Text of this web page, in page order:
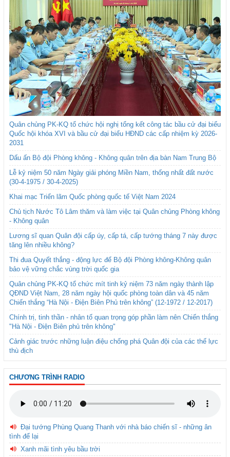
Quân chủng PK-KQ tổ chức hội nghị tổng kết công tác bầu cử đại biểu
Quốc hội khóa XVI và bầu cử đại biểu HĐND các cấp nhiệm kỳ 2026-
2031
Dấu ấn Bộ đội Phòng không - Không quân trên địa bàn Nam Trung Bộ
Lễ kỷ niệm 50 năm Ngày giải phóng Miền Nam, thống nhất đất nước
(30-4-1975 / 30-4-2025)
Khai mạc Triển lãm Quốc phòng quốc tế Việt Nam 2024
Chủ tịch Nước Tô Lâm thăm và làm việc tại Quân chủng Phòng không
- Không quân
Lương sĩ quan Quân đội cấp úy, cấp tá, cấp tướng tháng 7 này được
tăng lên nhiều không?
Thi đua Quyết thắng - động lực để Bộ đội Phòng không-Không quân
bảo vệ vững chắc vùng trời quốc gia
Quân chủng PK-KQ tổ chức mít tinh kỷ niệm 73 năm ngày thành lập
QĐND Việt Nam, 28 năm ngày hội quốc phòng toàn dân và 45 năm
Chiến thắng “Hà Nội - Điện Biên Phủ trên không” (12-1972 / 12-2017)
Chính trị, tinh thần - nhân tố quan trọng góp phần làm nên Chiến thắng
"Hà Nội - Điện Biên phủ trên không"
Cảnh giác trước những luận điệu chống phá Quân đội của các thế lực
thù địch
CHƯƠNG TRÌNH RADIO
Đại tướng Phùng Quang Thanh với nhà báo chiến sĩ - những ân
tình để lại
Xanh mãi tình yêu bầu trời